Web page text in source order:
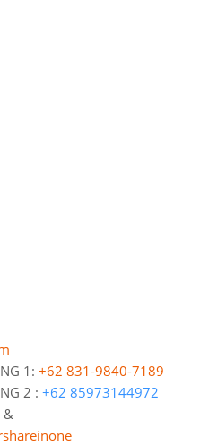
1: +62 831-9840-7189
2 : +62 85973144972
&